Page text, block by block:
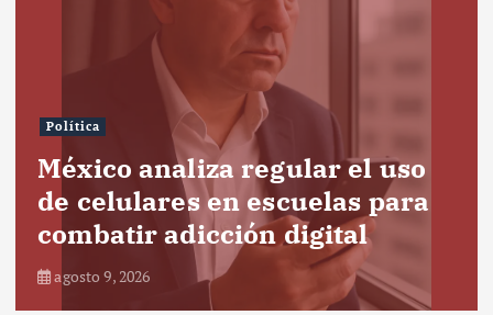
Política
México analiza regular el uso
de celulares en escuelas para
combatir adicción digital
agosto 9, 2026